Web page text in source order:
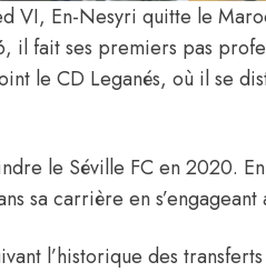
VI, En-Nesyri quitte le
il fait ses premiers pas
le CD Leganés, où il se
le Séville FC en 2020.
sa carrière en
l’historique des transferts